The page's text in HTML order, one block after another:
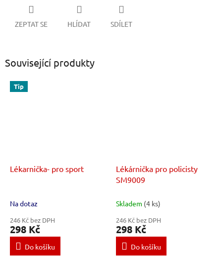
ZEPTAT SE HLÍDAT SDÍLET
Související produkty
Tip
Lékarnička- pro sport
Na dotaz
246 Kč bez DPH
298 Kč
Do košíku
Lékárnička pro policisty
SM9009
Skladem (4 ks)
246 Kč bez DPH
298 Kč
Do košíku